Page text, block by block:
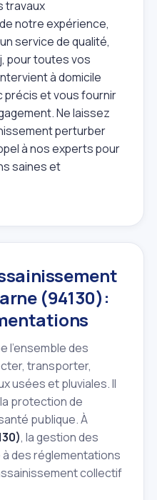
travaux
notre expérience,
service de qualité,
pour toutes vos
à domicile
précis et vous fournir
Ne laissez
perturber
à nos experts pour
saines et
(94130):
l'ensemble des
transporter,
usées et pluviales. Il
protection de
publique. À
, la gestion des
des réglementations
collectif